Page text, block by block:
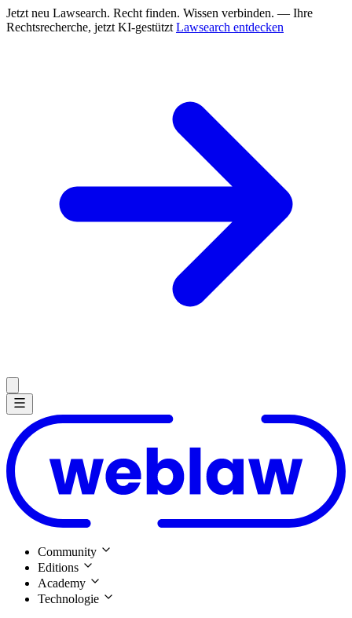
Jetzt neu Lawsearch. Recht finden. Wissen verbinden. — Ihre
Rechtsrecherche, jetzt KI-gestützt Lawsearch entdecken
Community
Editions
Academy
Technologie